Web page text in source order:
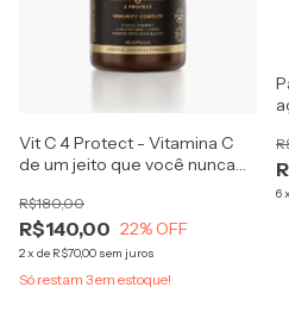
Vit C 4 Protect - Vitamina C
de um jeito que você nunca
R$140,00
R$180,00
22% OFF
2x de R$70,00 sem juros
Só restam 3em estoque!
6x